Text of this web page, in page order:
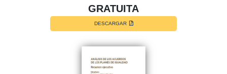
GRATUITA
DESCARGAR